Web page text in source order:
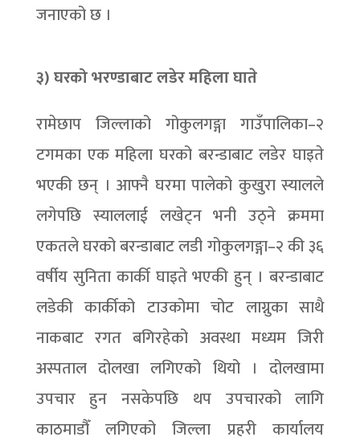
जनाएको छ ।
३) घरको भरण्डाबाट लडेर महिला घाते
रामेछाप जिल्लाको गोकुलगङ्गा गाउँपालिका–२
टगमका एक महिला घरको बरन्डाबाट लडेर घाइते
भएकी छन् । आफ्नै घरमा पालेको कुखुरा स्यालले
लगेपछि स्याललाई लखेट्न भनी उठ्ने क्रममा
एकतले घरको बरन्डाबाट लडी गोकुलगङ्गा–२ की ३६
वर्षीय सुनिता कार्की घाइते भएकी हुन् । बरन्डाबाट
लडेकी कार्कीको टाउकोमा चोट लाग्नुका साथै
नाकबाट रगत बगिरहेको अवस्था मध्यम जिरी
अस्पताल दोलखा लगिएको थियो । दोलखामा
उपचार हुन नसकेपछि थप उपचारको लागि
काठमाडौँ लगिएको जिल्ला प्रहरी कार्यालय